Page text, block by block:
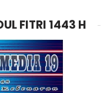
FITRI 1443 H